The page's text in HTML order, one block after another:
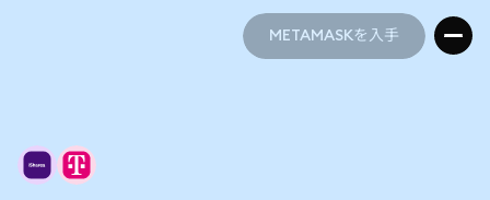
METAMASKを入手